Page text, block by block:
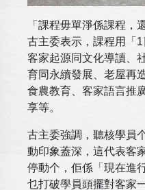
「課程毋單淨係課程，
古主委表示，課程用「
客家起源同文化導讀、
育同永續發展、老屋再
食農教育、客家語言推
享等。
古主委強調，聽核學員
動印象蓋深，這代表客
停動个，佢係「現在進
乜打破學員頭擺對客家